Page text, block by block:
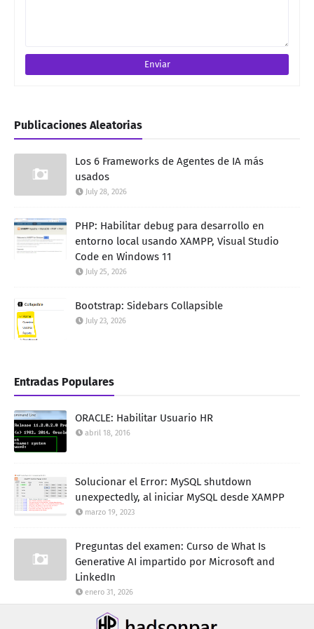
Publicaciones Aleatorias
Los 6 Frameworks de Agentes de IA más
usados
July 28, 2026
PHP: Habilitar debug para desarrollo en
entorno local usando XAMPP, Visual Studio
Code en Windows 11
July 25, 2026
Bootstrap: Sidebars Collapsible
July 23, 2026
Entradas Populares
ORACLE: Habilitar Usuario HR
abril 18, 2016
Solucionar el Error: MySQL shutdown
unexpectedly, al iniciar MySQL desde XAMPP
marzo 19, 2023
Preguntas del examen: Curso de What Is
Generative AI impartido por Microsoft and
LinkedIn
enero 31, 2026